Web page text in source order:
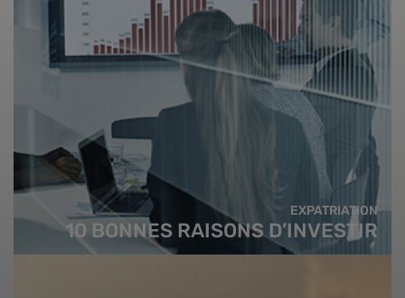
EXPATRIATION
10 BONNES RAISONS D’INVESTIR